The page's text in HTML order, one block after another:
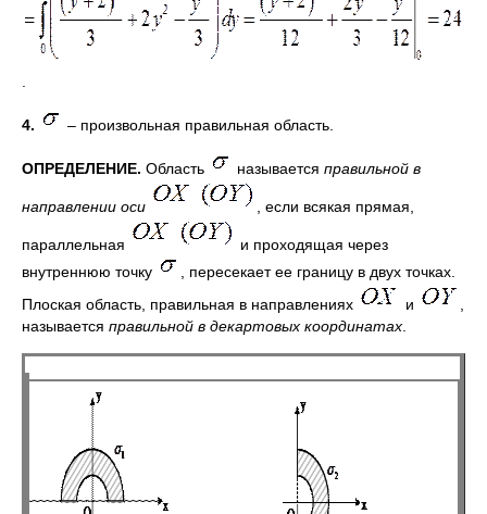
4. – произвольная правильная область.
ОПРЕДЕЛЕНИЕ. Область называется правильной в
направлении оси , если всякая прямая,
параллельная
и проходящая через
внутреннюю точку
, пересекает ее границу в двух точках.
Плоская область, правильная в направлениях
и
называется правильной в декартовых координатах